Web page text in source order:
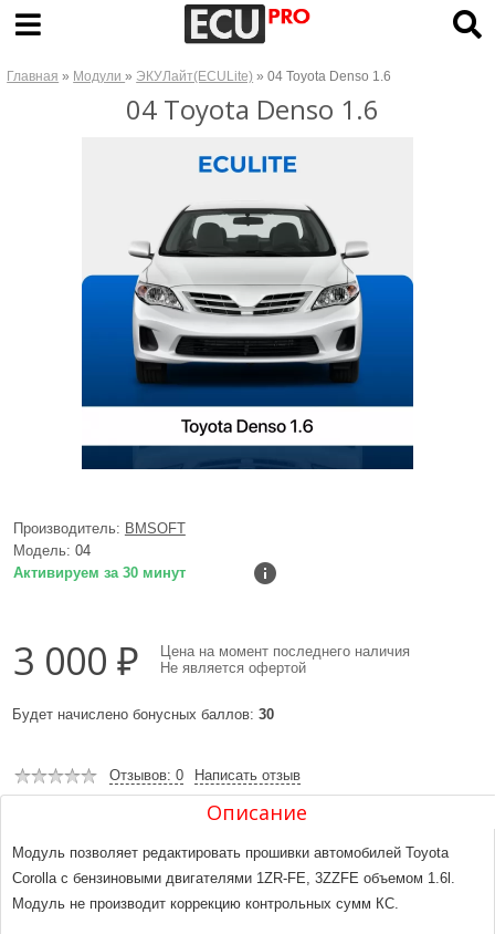
Главная » Модули» ЭКУЛайт(ECULite) » 04 Toyota Denso 1.6
04 Toyota Denso 1.6
Производитель: BMSOFT
Модель: 04
Активируем за 30 минут
3 000 ₽
Цена на момент последнего наличия
Не является офертой
Будет начислено бонусных баллов: 30
Отзывов: 0 Написать отзыв
Описание
Модуль позволяет редактировать прошивки автомобилей Toyota
Corolla с бензиновыми двигателями 1ZR-FE, 3ZZFE объемом 1.6l.
Модуль не производит коррекцию контрольных сумм КС.